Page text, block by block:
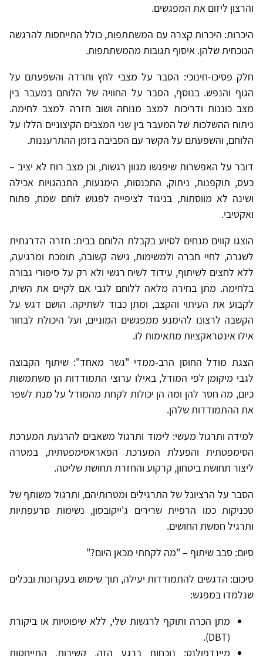
והרצון ליזום את המפגשים.
היכרות: היכרות קצרה עם המשתתפות, כולל התייחסות להרגשה
הנוכחית שלהן. איסוף תגובות מהמשתתפות.
חלק פסיכו-חינוכי: הסבר על מצבי לחץ וחרדה והשפעתם על
הגוף והנפש. בנוסף, הסבר על החוויה של הלוחם במעבר בין
מצב כוננות ודריכות למצב מנוחה ושוב חזרה למצב לחימה.
ניתוח ההשלכות של המעבר בין שני המצבים הקיצוניים הללו על
הלוחם, והשפעתם על הקשר עם הסביבה בזמן ההתרעננות.
דובר על האפשרות שיפגשו מגוון רגשות, וכן מצב רוח לא יציב –
כעס, תוקפנות, ניתוק, התכנסות, הימנעות, התנהגויות אכילה
ושינה לא מווסתות, בניגוד לציפייה לפגוש לוחם שמח, פתוח
ואקטיבי.
הוצגו קווים מנחים לסיוע בקבלת הלוחם בבית: חזרה הדרגתית
לשגרה, לחיי חברה ולמשימות, גישה קשובה, תומכת ומרגיעה,
ללא לחצים לשיתוף, עידוד לשיח רגשי ולא רק על סיפורי גבורה
בלחימה. מתן בחירה מלאה ללוחם לגבי אם לקיים את השיח,
לקבוע את העיתוי והקצב, ומתן כבוד לשתיקה. הושם דגש על
הקשבה לרצונו להימנע ממפגשים המוניים, ועל היכולת לבחור
אילו אינטראקציות מתאימות לו.
הצגת מודל החוסן הרב-ממדי "גשר מאחד": שיתוף הקבוצה
לגבי מיקומן לפי המודל, באילו ערוצי התמודדות הן משתמשות
כיום, מה חסר להן ומה הן יכולות לקחת מהמודל על מנת לשפר
את ההתמודדות שלהן.
למידה ותרגול מעשי: לימוד ותרגול משאבים להרגעת המערכת
הסימפטתית והפעלת המערכת הפאראסימפטתית, במטרה
ליצור תחושת ביטחון, קרקוע והחזרת תחושת שליטה.
הסבר על הרציונל של התרגילים ומטרותיהם, ותרגול משותף של
טכניקות כמו הרפיית שרירים ג'ייקובסון, נשימות סרעפתיות
ותרגיל חמשת החושים.
סיום: סבב שיתוף – "מה לקחתי מכאן היום?"
סיכום: הדגשים להתמודדות יעילה, תוך שימוש בעקרונות ובכלים
שנלמדו במפגש:
מתן הכרה ותוקף לרגשות שלי, ללא שיפוטיות או ביקורת
(DBT).
מיינדפולנס: נוכחות ברגע הזה, קשיבות, התייחסות